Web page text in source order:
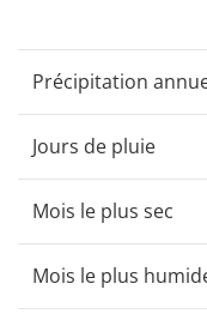
Précipitation
Jours de pluie
Mois le plus sec
Mois le plus